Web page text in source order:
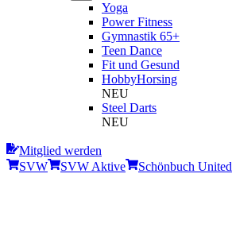
Yoga
Power Fitness
Gymnastik 65+
Teen Dance
Fit und Gesund
HobbyHorsing
NEU
Steel Darts
NEU
Mitglied werden
SVW
SVW Aktive Schönbuch United